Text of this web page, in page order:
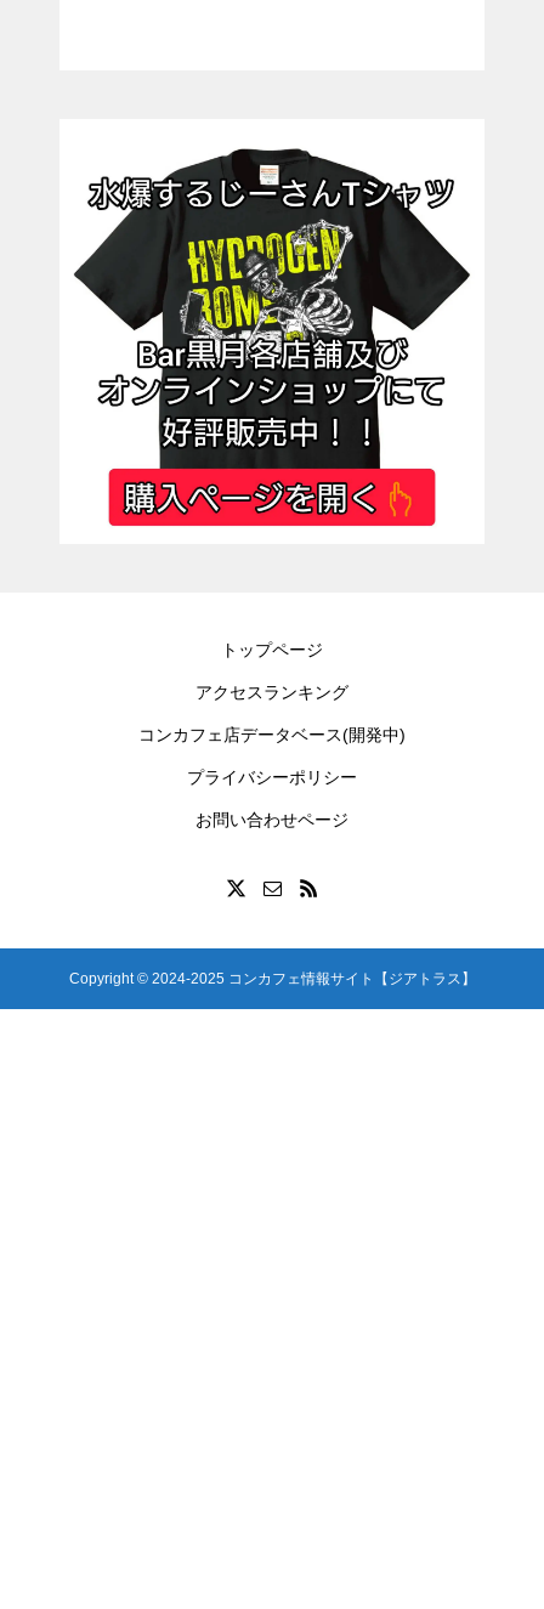
トップページ
アクセスランキング
コンカフェ店データベース(開発中)
プライバシーポリシー
お問い合わせページ
Copyright © 2024-2025 コンカフェ情報サイト【ジアトラス】